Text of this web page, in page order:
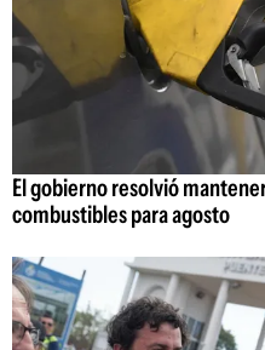
El gobierno resolvió
combustibles para agosto